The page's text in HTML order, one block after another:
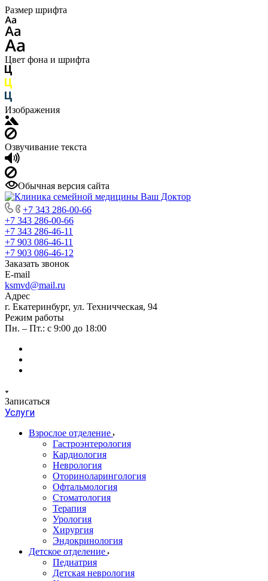
Размер шрифта
Цвет фона и шрифта
Изображения
Озвучивание текста
Обычная версия сайта
+7 343 286-00-66
+7 343 286-00-66
+7 343 286-46-11
+7 903 086-46-11
+7 903 086-46-12
Заказать звонок
E-mail
ksmvd@mail.ru
Адрес
г. Екатеринбург, ул. Техничческая, 94
Режим работы
Пн. – Пт.: с 9:00 до 18:00
Записаться
Услуги
Взрослое отделение
Гастроэнтерология
Кардиология
Неврология
Оториноларингология
Офтальмология
Стоматология
Терапия
Урология
Хирургия
Эндокринология
Детское отделение
Педиатрия
Детская неврология